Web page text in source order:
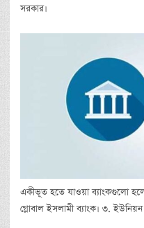
সরকার।
একীভূত হতে যাওয়া ব্যাংকগুলো
গ্লোবাল ইসলামী ব্যাংক। ৩. ইউনিয়ন